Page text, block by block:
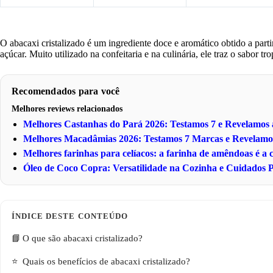
O abacaxi cristalizado é um ingrediente doce e aromático obtido a
açúcar. Muito utilizado na confeitaria e na culinária, ele traz o sabor
Recomendados para você
Melhores reviews relacionados
Melhores Castanhas do Pará 2026: Testamos 7 e Revelamos
Melhores Macadâmias 2026: Testamos 7 Marcas e
Melhores farinhas para celíacos: a farinha de amêndoas é a
Óleo de Coco Copra: Versatilidade na Cozinha e Cuidados
O que são abacaxi cristalizado?
Quais os benefícios de abacaxi cristalizado?